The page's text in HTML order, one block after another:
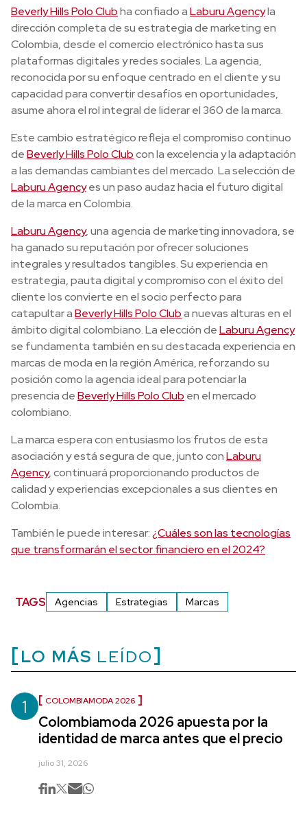
Beverly Hills Polo Clubha confiado aLaburu Agencyla
dirección completa de su estrategia de marketing en
Colombia, desde el comercio electrónico hasta sus
plataformas digitales y redes sociales. La agencia,
reconocida por su enfoque centrado en el cliente y su
capacidad para convertir desafíos en oportunidades,
asume ahora el rol integral de liderar el 360 de la marca.
Este cambio estratégico refleja el compromiso continuo
deBeverly Hills Polo Clubcon la excelencia y la adaptación
a las demandas cambiantes del mercado. La selección de
Laburu Agencyes un paso audaz hacia el futuro digital
de la marca en Colombia.
Laburu Agency, una agencia de marketing innovadora, se
ha ganado su reputación por ofrecer soluciones
integrales y resultados tangibles. Su experiencia en
estrategia, pauta digital y compromiso con el éxito del
cliente los convierte en el socio perfecto para
catapultar aBeverly Hills Polo Cluba nuevas alturas en el
ámbito digital colombiano. La elección deLaburu Agency
se fundamenta también en su destacada experiencia en
marcas de moda en la región América, reforzando su
posición como la agencia ideal para potenciar la
presencia deBeverly Hills Polo Club en el mercado
colombiano.
La marca espera con entusiasmo los frutos de esta
asociación y está segura de que, junto conLaburu
Agency, continuará proporcionando productos de
calidad y experiencias excepcionales a sus clientes en
Colombia.
También le puede interesar:¿Cuáles son las tecnologías
que transformarán el sector financiero en el 2024?
TAGS Agencias Estrategias Marcas
LO MÁS LEÍDO
1 COLOMBIAMODA 2026
Colombiamoda 2026 apuesta por la
identidad de marca antes que el precio
julio 31, 2026